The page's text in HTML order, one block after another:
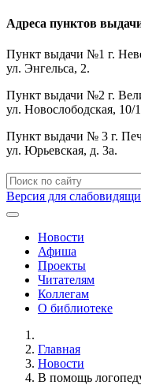
Адреса пунктов
Пункт выдачи №1 г.
ул. Энгельса, 2.
Пункт выдачи №2 г.
ул. Новослободская, 10/
Пункт выдачи № 3 г.
ул. Юрьевская, д. 3а.
Версия для
Новости
Афиша
Проекты
Читателям
Коллегам
О библиотеке
Главная
Новости
В помощь